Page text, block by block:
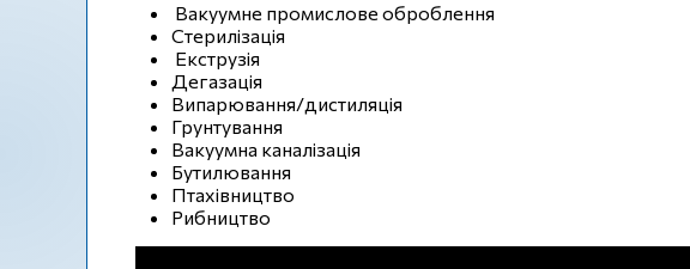
Вакуумне промислове оброблення
Стерилізація
Екструзія
Дегазація
Випарювання/дистиляція
Грунтування
Вакуумна каналізація
Бутилювання
Птахівництво
Рибництво